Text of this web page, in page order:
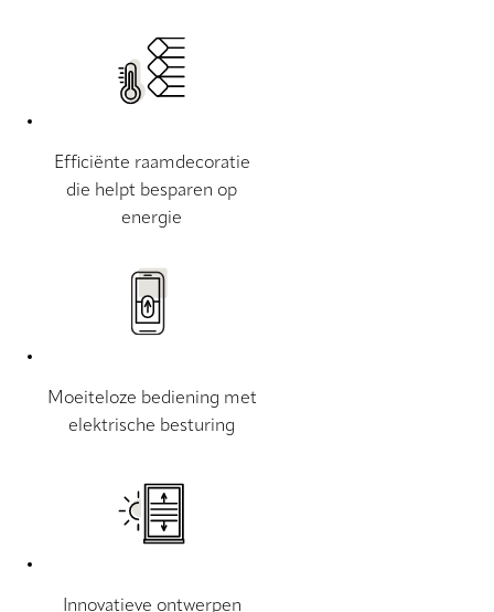
Efficiënte raamdecoratie
die helpt besparen op
energie
Moeiteloze bediening met
elektrische besturing
Innovatieve ontwerpen